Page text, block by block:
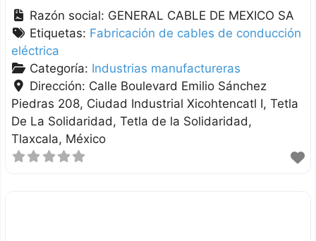
Razón social: GENERAL CABLE DE MEXICO SA
Etiquetas: Fabricación de cables de conducción
eléctrica
Categoría: Industrias manufactureras
Dirección: Calle Boulevard Emilio Sánchez
Piedras 208, Ciudad Industrial Xicohtencatl I, Tetla
De La Solidaridad Tetla de la Solidaridad
Tlaxcala México